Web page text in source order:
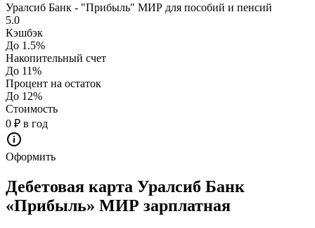
Уралсиб Банк - "Прибыль" МИР для пособий и пенсий
5.0
Кэшбэк
До 1.5%
Накопительный счет
До 11%
Процент на остаток
До 12%
Стоимость
0 ₽ в год
Оформить
Дебетовая карта Уралсиб Банк
«Прибыль» МИР зарплатная